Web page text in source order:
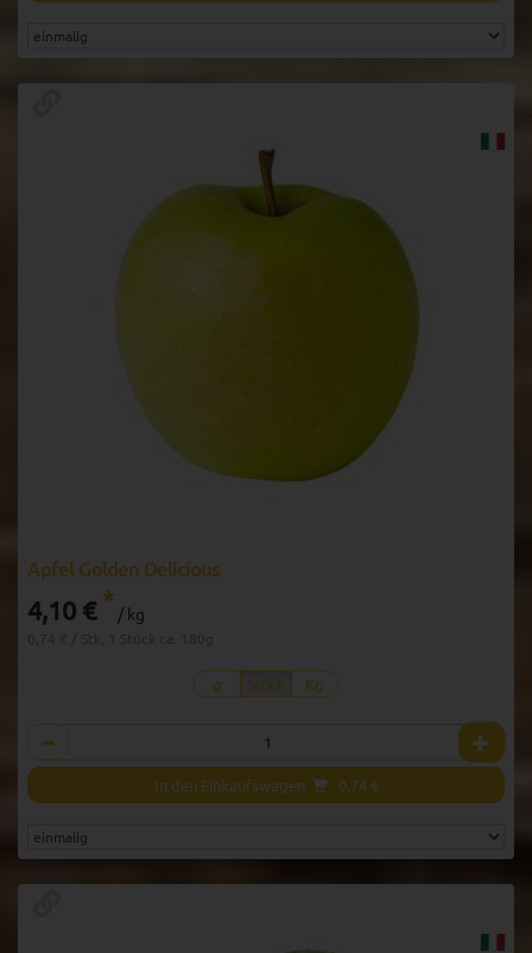
Apfel Golden Delicious
4,10 € * / kg
g Stück Kg
Anzahl
In den Einkaufswagen 0,74 €